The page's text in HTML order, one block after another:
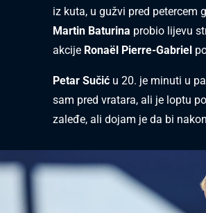
iz kuta, u gužvi pred petercem
Martin Baturina probio lijevu
akcije Ronaël Pierre-Gabriel
Petar Sučić u 20. je minuti u
sam pred vratara, ali je loptu
zaleđe, ali dojam je da bi